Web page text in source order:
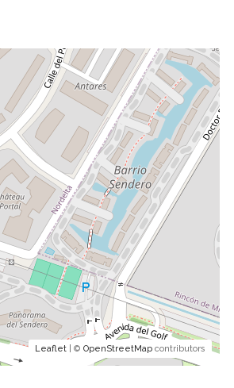
Leaflet | ©OpenStreetMap contributors